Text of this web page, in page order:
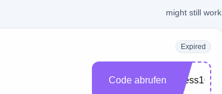
might still work
Expired
Code abrufen llness10